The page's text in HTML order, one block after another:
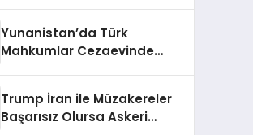
Yunanistan’da Türk
Mahkumlar Cezaevinde
Trump İran ile Müzakereler
Başarısız Olursa Askeri